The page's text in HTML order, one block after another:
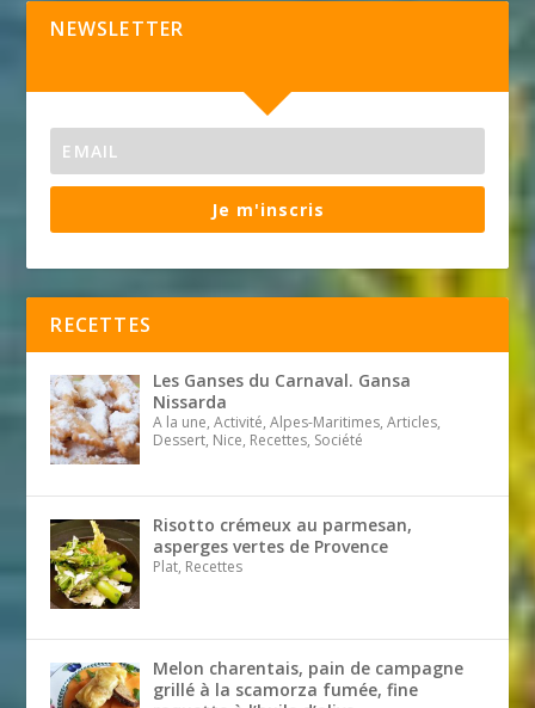
NEWSLETTER
Je m'inscris
RECETTES
Les Ganses du Carnaval. Gansa
Nissarda
A la une, Activité, Alpes-Maritimes, Articles,
Dessert, Nice, Recettes, Société
Risotto crémeux au parmesan,
asperges vertes de Provence
Plat, Recettes
Melon charentais, pain de campagne
grillé à la scamorza fumée, fine